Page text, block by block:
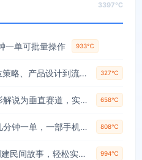
3397℃
一单可批量操作 933℃
财务IP变现必修课：从定位策略、产品设计到流量变现形成完整闭环 327℃
零基础出海创富课：以电影解说为垂直赛道，实现不出国门赚美金的目标 658℃
淘宝闪购浏览就有收益，几分钟一单，一部手机就可操作，操作简单，小白轻松日入3张【揭秘】 808℃
全新思路，教你如何用ai创建民间故事，轻松实现月入过万【揭秘】 994℃